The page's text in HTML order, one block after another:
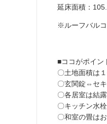
延床面積：
※ルーフバル
■ココがポイン
〇土地面積は
〇玄関錠⇔セ
〇各居室は結
〇キッチン水
〇和室の畳は